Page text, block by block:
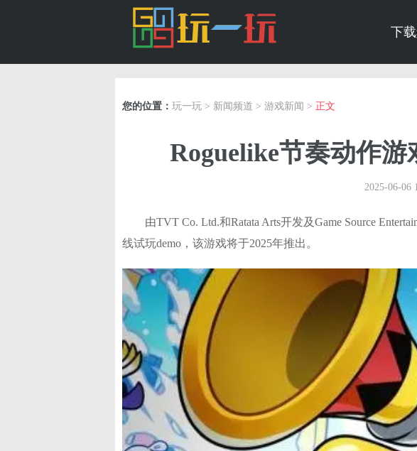
下
您的位置： 玩一玩 > 新闻频道 > 游戏新闻 > 正文
Roguelike节奏动作
2025-06-06
由TVT Co. Ltd.和Ratata Arts开发及Game Source
线试玩demo，该游戏将于2025年推出。